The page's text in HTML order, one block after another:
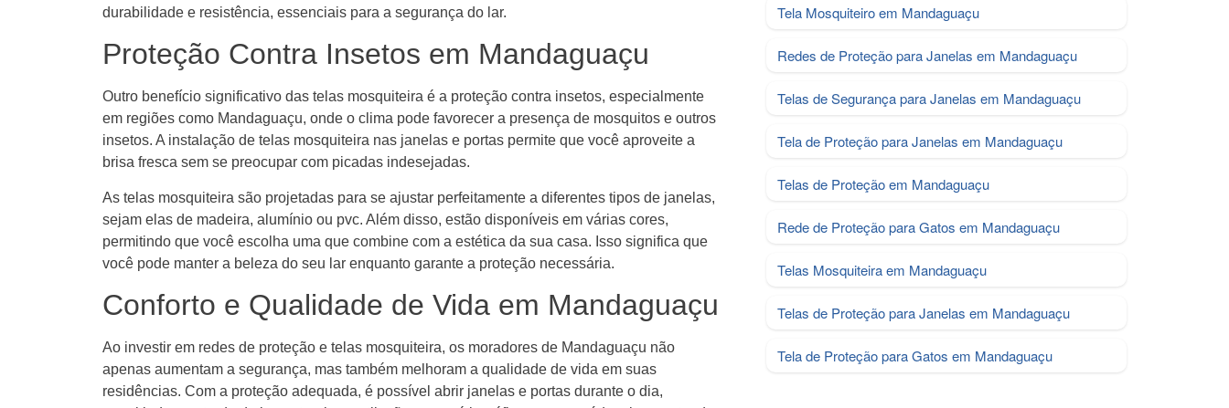
durabilidade e resistência, essenciais para a segurança do lar.
Proteção Contra Insetos em Mandaguaçu
Outro benefício significativo das telas mosquiteira é a proteção contra insetos, especialmente
em regiões como Mandaguaçu, onde o clima pode favorecer a presença de mosquitos e outros
insetos. A instalação de telas mosquiteira nas janelas e portas permite que você aproveite a
brisa fresca sem se preocupar com picadas indesejadas.
As telas mosquiteira são projetadas para se ajustar perfeitamente a diferentes tipos de janelas,
sejam elas de madeira, alumínio ou pvc. Além disso, estão disponíveis em várias cores,
permitindo que você escolha uma que combine com a estética da sua casa. Isso significa que
você pode manter a beleza do seu lar enquanto garante a proteção necessária.
Conforto e Qualidade de Vida em Mandaguaçu
Ao investir em redes de proteção e telas mosquiteira, os moradores de Mandaguaçu não
apenas aumentam a segurança, mas também melhoram a qualidade de vida em suas
residências. Com a proteção adequada, é possível abrir janelas e portas durante o dia,
Tela Mosquiteiro em Mandaguaçu
Redes de Proteção para Janelas em Mandaguaçu
Telas de Segurança para Janelas em Mandaguaçu
Tela de Proteção para Janelas em Mandaguaçu
Telas de Proteção em Mandaguaçu
Rede de Proteção para Gatos em Mandaguaçu
Telas Mosquiteira em Mandaguaçu
Telas de Proteção para Janelas em Mandaguaçu
Tela de Proteção para Gatos em Mandaguaçu